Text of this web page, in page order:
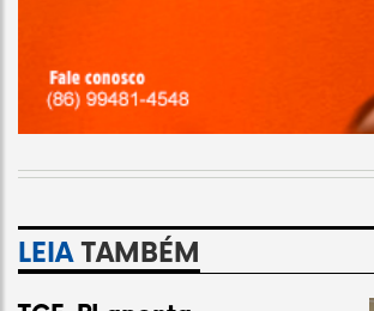
LEIATAMBÉM